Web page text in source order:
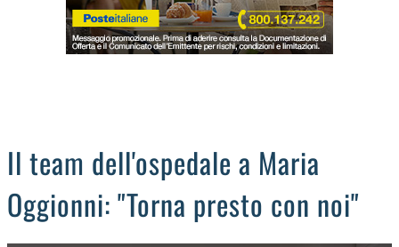
Il team dell'ospedale a Maria
Oggionni: "Torna presto con noi"